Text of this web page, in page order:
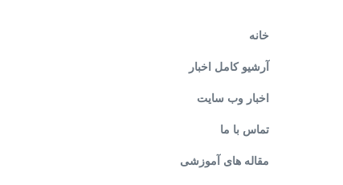
خانه
آرشیو کامل اخبار
اخبار وب سایت
تماس با ما
مقاله های آموزشی